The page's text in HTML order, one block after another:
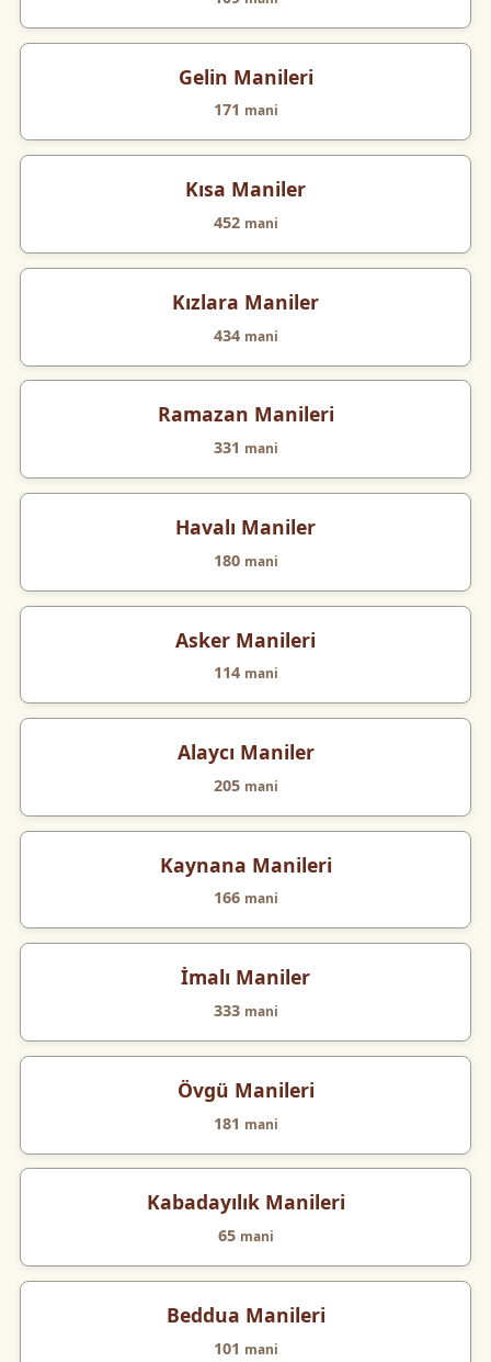
Gelin Manileri
171 mani
Kısa Maniler
452 mani
Kızlara Maniler
434 mani
Ramazan Manileri
331 mani
Havalı Maniler
180 mani
Asker Manileri
114 mani
Alaycı Maniler
205 mani
Kaynana Manileri
166 mani
İmalı Maniler
333 mani
Övgü Manileri
181 mani
Kabadayılık Manileri
65 mani
Beddua Manileri
101 mani